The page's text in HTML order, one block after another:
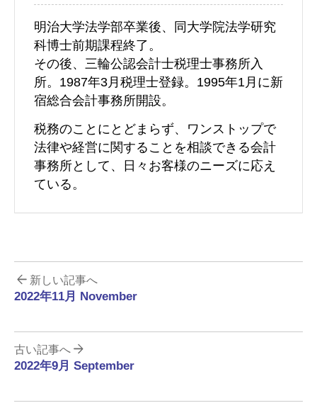
明治大学法学部卒業後、同大学院法学研究
科博士前期課程終了。
その後、三輪公認会計士税理士事務所入
所。1987年3月税理士登録。1995年1月に新
宿総合会計事務所開設。
税務のことにとどまらず、ワンストップで
法律や経営に関することを相談できる会計
事務所として、日々お客様のニーズに応え
ている。
新しい記事へ
2022年11月 November
古い記事へ
2022年9月 September